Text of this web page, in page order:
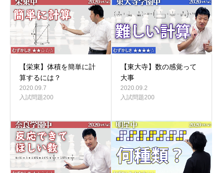
【栄東】体積を簡単に計
算するには？
2020.09.7
入試問題200
【東大寺】数の感覚って
大事
2020.09.2
入試問題200